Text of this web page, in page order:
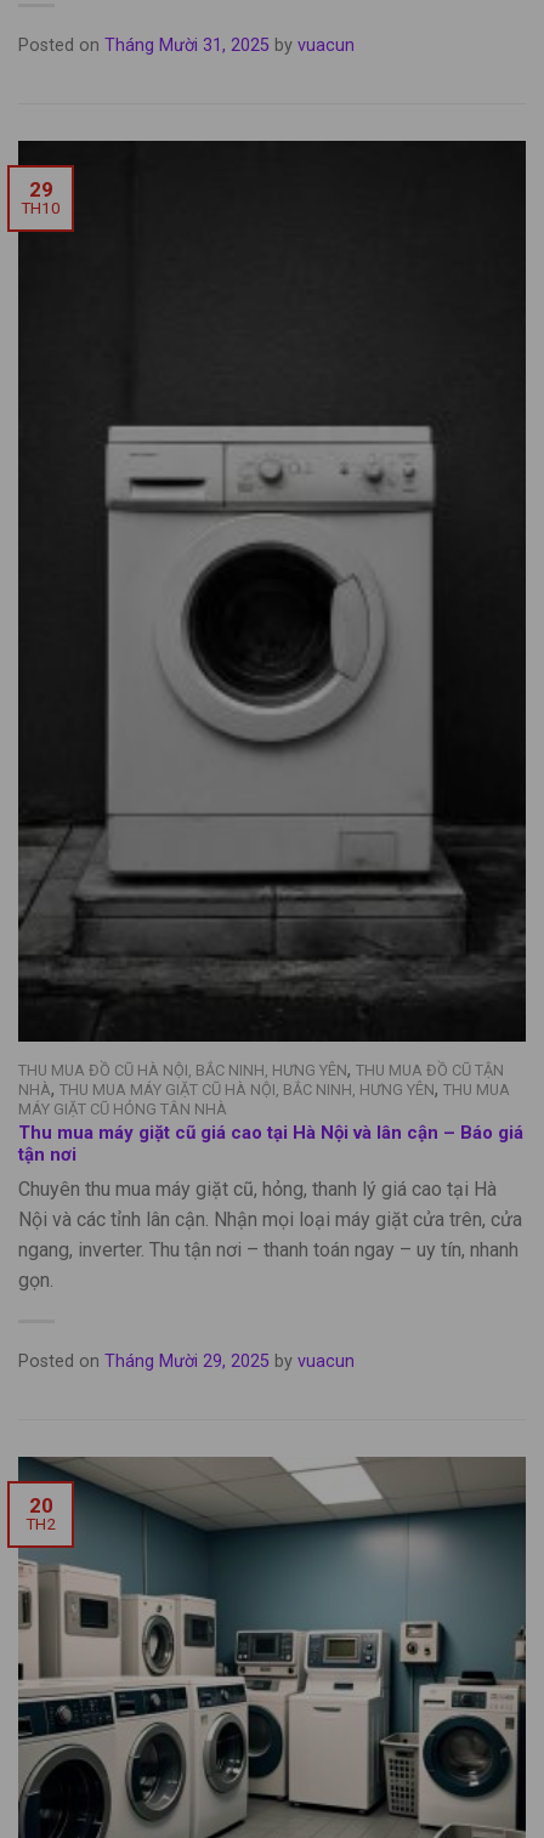
Posted on Tháng Mười 31, 2025 by vuacun
29
TH10
THU MUA ĐỒ CŨ HÀ NỘI, BẮC NINH, HƯNG YÊN, THU MUA ĐỒ CŨ TẬN
NHÀ, THU MUA MÁY GIẶT CŨ HÀ NỘI, BẮC NINH, HƯNG YÊN, THU MUA
MÁY GIẶT CŨ HỎNG TÂN NHÀ
Thu mua máy giặt cũ giá cao tại Hà Nội và lân cận – Báo giá
tận nơi
Chuyên thu mua máy giặt cũ, hỏng, thanh lý giá cao tại Hà
Nội và các tỉnh lân cận. Nhận mọi loại máy giặt cửa trên, cửa
ngang, inverter. Thu tận nơi – thanh toán ngay – uy tín, nhanh
gọn.
Posted on Tháng Mười 29, 2025 by vuacun
20
TH2